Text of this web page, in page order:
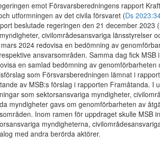
emot Försvarsberedningens rapport
utformningen av det civila försvaret (Ds
beslutade regeringen den 21 december 2023
civilområdesansvariga länsstyrelser
2024 redovisa en bedömning av
ansvarsområden. Samma dag fick MSB
en samlad bedömning av genomförbarheten
som Försvarsberedningen lämnat i
av MSB:s förslag i rapporten Framåtanda. I
som sektorsansvariga myndigheter,
myndigheter gavs om genomförbarheten av
Inom ramen för uppdraget skulle MSB
myndigheterna,
med andra berörda aktörer.